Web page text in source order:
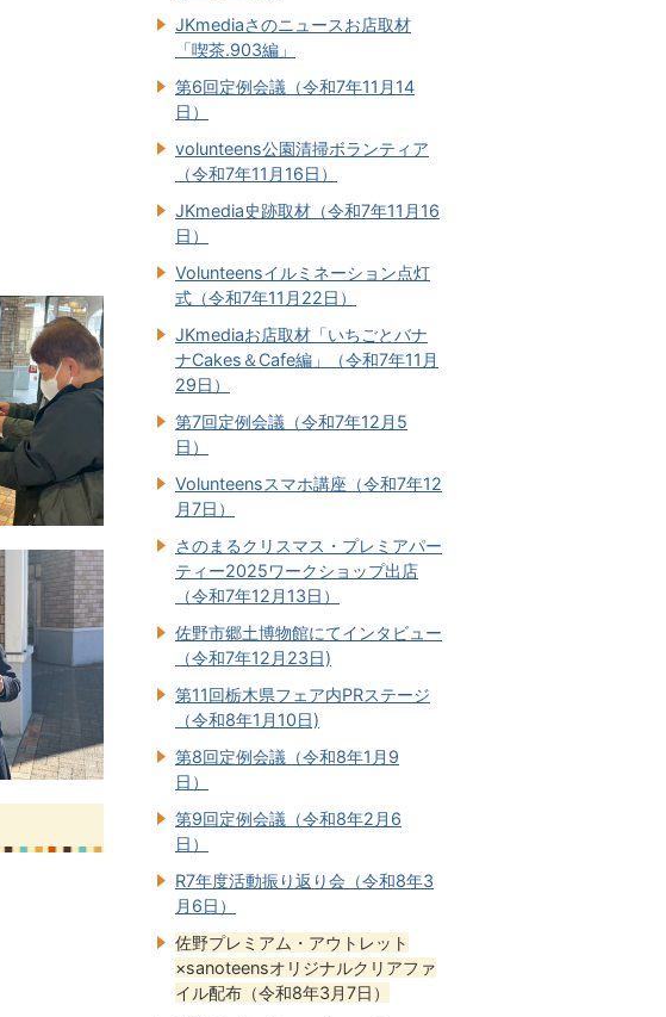
JKmediaさのニュースお店取材
「喫茶.903編」
第6回定例会議（令和7年11月14
日）
volunteens公園清掃ボランティア
（令和7年11月16日）
JKmedia史跡取材（令和7年11月16
日）
Volunteensイルミネーション点灯
式（令和7年11月22日）
JKmediaお店取材「いちごとバナ
ナCakes＆Cafe編」（令和7年11月
29日）
第7回定例会議（令和7年12月5
日）
Volunteensスマホ講座（令和7年12
月7日）
さのまるクリスマス・プレミアパー
ティー2025ワークショップ出店
（令和7年12月13日）
佐野市郷土博物館にてインタビュー
（令和7年12月23日)
第11回栃木県フェア内PRステージ
（令和8年1月10日)
第8回定例会議（令和8年1月9
日）
第9回定例会議（令和8年2月6
日）
R7年度活動振り返り会（令和8年3
月6日）
佐野プレミアム・アウトレット
×sanoteensオリジナルクリアファ
イル配布（令和8年3月7日）